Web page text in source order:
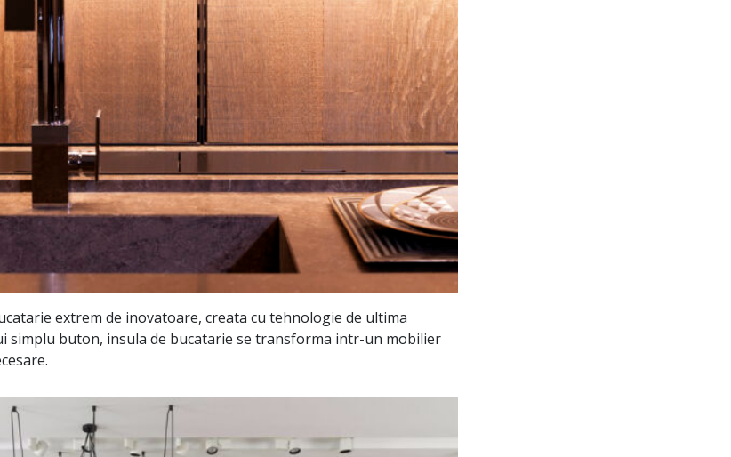
extrem de inovatoare, creata cu tehnologie de ultima
simplu buton, insula de bucatarie se transforma intr-un mobilier